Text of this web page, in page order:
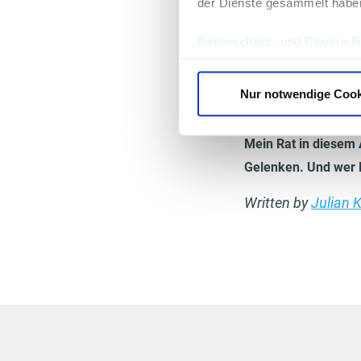
Datenschutz Cookie-
Nur notwendige
Stringer. Sogar
Leistung
tragen oder wenn
Mein Rat in
Gelenken. Und
Written byJulian